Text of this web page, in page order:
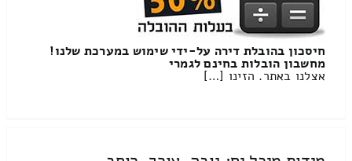
חיסכון בהובלת דירה על-ידי שימוש במערכת שלנו!
מחשבון הובלות בחינם לגמרי
אצלנו באתר. הזינו […]